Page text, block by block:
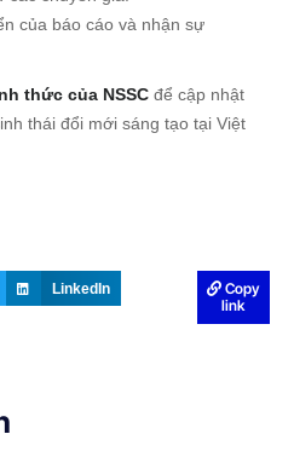
của báo cáo và nhận sự
thức của NSSC để cập nhật
thái đổi mới sáng tạo tại Việt
LinkedIn
Copy
link